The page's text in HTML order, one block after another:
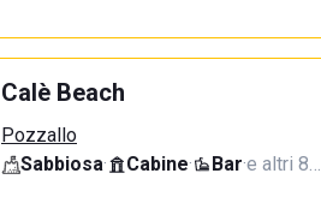
Calè Beach
Pozzallo
Sabbiosa· Cabine· Bar·e altri 8…